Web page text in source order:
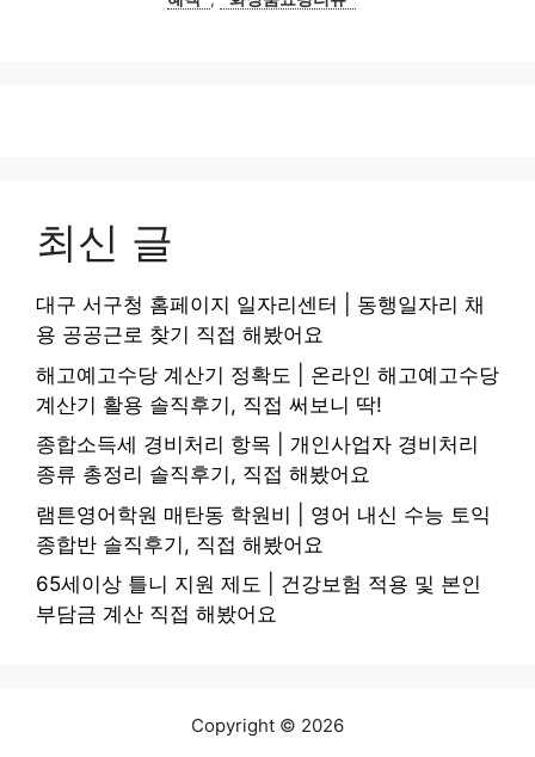
최신 글
대구 서구청 홈페이지 일자리센터 | 동행일자리 채
용 공공근로 찾기 직접 해봤어요
해고예고수당 계산기 정확도 | 온라인 해고예고수당
계산기 활용 솔직후기, 직접 써보니 딱!
종합소득세 경비처리 항목 | 개인사업자 경비처리
종류 총정리 솔직후기, 직접 해봤어요
램튼영어학원 매탄동 학원비 | 영어 내신 수능 토익
종합반 솔직후기, 직접 해봤어요
65세이상 틀니 지원 제도 | 건강보험 적용 및 본인
부담금 계산 직접 해봤어요
Copyright © 2026